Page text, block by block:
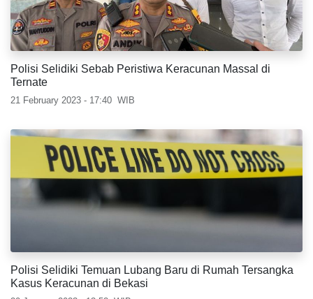
Polisi Selidiki Sebab Peristiwa Keracunan Massal di
Ternate
21 February 2023 - 17:40 WIB
Polisi Selidiki Temuan Lubang Baru di Rumah Tersangka
Kasus Keracunan di Bekasi